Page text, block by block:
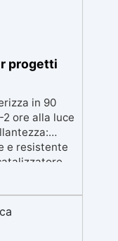
Pro.
progetti
in 90
2 ore alla luce
e resistente
subito
Formula:
risultato